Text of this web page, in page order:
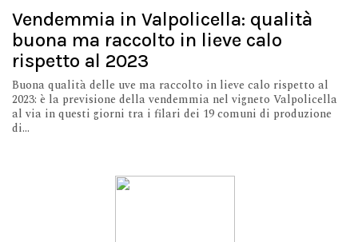
Vendemmia in Valpolicella: qualità
buona ma raccolto in lieve calo
rispetto al 2023
Buona qualità delle uve ma raccolto in lieve calo rispetto al
2023: è la previsione della vendemmia nel vigneto Valpolicella
al via in questi giorni tra i filari dei 19 comuni di produzione
di...